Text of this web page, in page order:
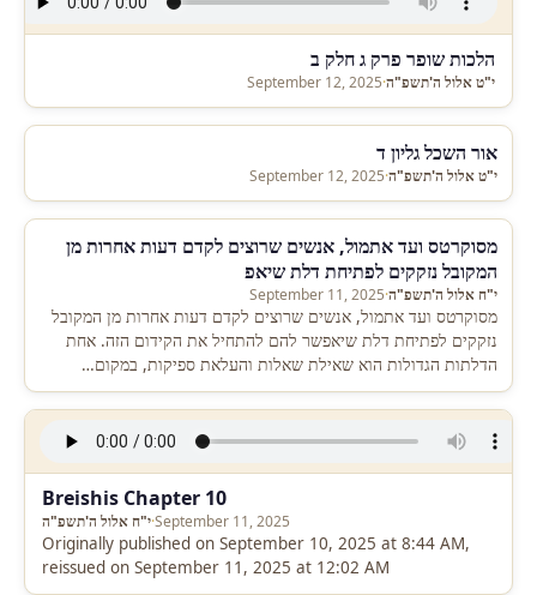
הלכות שופר פרק ג חלק ב
י"ט אלול ה'תשפ"ה·
September 12, 2025
אור השכל גליון ד
י"ט אלול ה'תשפ"ה·
September 12, 2025
מסוקרטס ועד אתמול, אנשים שרוצים לקדם דעות אחרות מן
המקובל נזקקים לפתיחת דלת שיאפ
י"ח אלול ה'תשפ"ה·
September 11, 2025
מסוקרטס ועד אתמול, אנשים שרוצים לקדם דעות אחרות מן המקובל
נזקקים לפתיחת דלת שיאפשר להם להתחיל את הקידום הזה. אחת
הדלתות הגדולות הוא שאילת שאלות והעלאת ספיקות, במקום…
Breishis Chapter 10
י"ח אלול ה'תשפ"ה·September 11, 2025
Originally published on September 10, 2025 at 8:44 AM,
reissued on September 11, 2025 at 12:02 AM